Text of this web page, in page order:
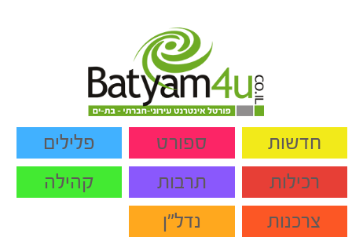
חדשות ספורט
פלילים
רכילות
תרבות
קהילה
צרכנות
נדל"ן